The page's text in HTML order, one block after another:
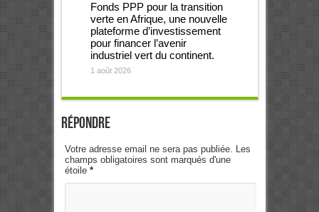
Fonds PPP pour la transition
verte en Afrique, une nouvelle
plateforme d’investissement
pour financer l’avenir
industriel vert du continent.
1 août 2026
Répondre
Votre adresse email ne sera pas publiée. Les
champs obligatoires sont marqués d'une
étoile *